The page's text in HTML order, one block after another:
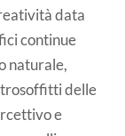
data
continue
naturale,
delle
e